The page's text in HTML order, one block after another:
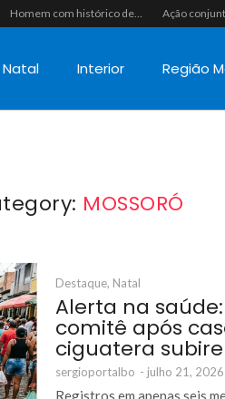
Homem com histórico de crimes sexuais é preso preventivamente por importunação sexual em supermercado de Caicó
Natal Interior Região
MOSSORÓ
Destaque, Natal
Alerta na
comitê após
ciguatera
sergioportalbo - julho 21, 2026
Registros em apenas seis